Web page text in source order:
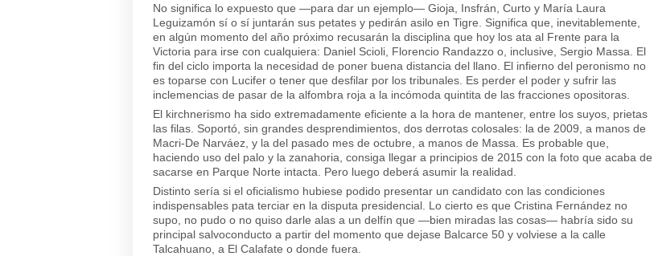
No significa lo expuesto que —para dar un ejemplo— Gioja, Insfrán, Curto y María Laura
Leguizamón sí o sí juntarán sus petates y pedirán asilo en Tigre. Significa que, inevitablemente,
en algún momento del año próximo recusarán la disciplina que hoy los ata al Frente para la
Victoria para irse con cualquiera: Daniel Scioli, Florencio Randazzo o, inclusive, Sergio Massa. El
fin del ciclo importa la necesidad de poner buena distancia del llano. El infierno del peronismo no
es toparse con Lucifer o tener que desfilar por los tribunales. Es perder el poder y sufrir las
inclemencias de pasar de la alfombra roja a la incómoda quintita de las fracciones opositoras.
El kirchnerismo ha sido extremadamente eficiente a la hora de mantener, entre los suyos, prietas
las filas. Soportó, sin grandes desprendimientos, dos derrotas colosales: la de 2009, a manos de
Macri-De Narváez, y la del pasado mes de octubre, a manos de Massa. Es probable que,
haciendo uso del palo y la zanahoria, consiga llegar a principios de 2015 con la foto que acaba de
sacarse en Parque Norte intacta. Pero luego deberá asumir la realidad.
Distinto sería si el oficialismo hubiese podido presentar un candidato con las condiciones
indispensables pata terciar en la disputa presidencial. Lo cierto es que Cristina Fernández no
supo, no pudo o no quiso darle alas a un delfín que —bien miradas las cosas— habría sido su
principal salvoconducto a partir del momento que dejase Balcarce 50 y volviese a la calle
Talcahuano, a El Calafate o donde fuera.